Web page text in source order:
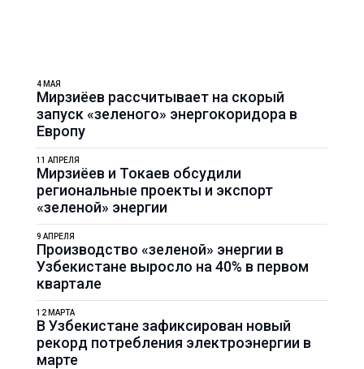
Мирзиёев рассчитывает на скорый
запуск «зеленого» энергокоридора в
Европу
4 МАЯ
Мирзиёев и Токаев обсудили
региональные проекты и экспорт
«зеленой» энергии
11 АПРЕЛЯ
Производство «зеленой» энергии в
Узбекистане выросло на 40% в первом
квартале
9 АПРЕЛЯ
В Узбекистане зафиксирован новый
рекорд потребления электроэнергии в
марте
12 МАРТА